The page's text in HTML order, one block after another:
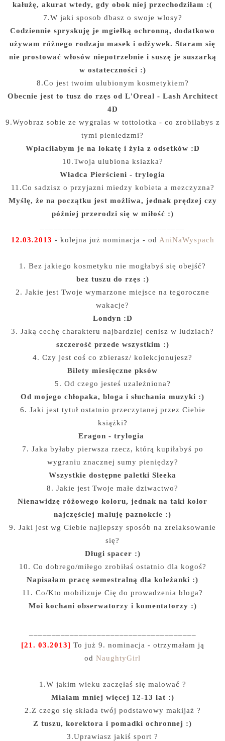
kałużę, akurat wtedy, gdy obok niej przechodziłam :(
7.W jaki sposob dbasz o swoje wlosy?
Codziennie spryskuję je mgiełką ochronną, dodatkowo
używam różnego rodzaju masek i odżywek. Staram się
nie prostować włosów niepotrzebnie i suszę je suszarką
w ostateczności :)
8.Co jest twoim ulubionym kosmetykiem?
Obecnie jest to tusz do rzęs od L'Oreal - Lash Architect
4D
9.Wyobraz sobie ze wygralas w tottolotka - co zrobilabys z
tymi pieniedzmi?
Wpłaciłabym je na lokatę i żyła z odsetków :D
10.Twoja ulubiona ksiazka?
Władca Pierścieni - trylogia
11.Co sadzisz o przyjazni miedzy kobieta a mezczyzna?
Myślę, że na początku jest możliwa, jednak prędzej czy
później przerodzi się w miłość :)
12.03.2013 - kolejna już nominacja - od AniNaWyspach
1. Bez jakiego kosmetyku nie mogłabyś się obejść?
bez tuszu do rzęs :)
2. Jakie jest Twoje wymarzone miejsce na tegoroczne
wakacje?
Londyn :D
3. Jaką cechę charakteru najbardziej cenisz w ludziach?
szczerość przede wszystkim :)
4. Czy jest coś co zbierasz/ kolekcjonujesz?
Bilety miesięczne pksów
5. Od czego jesteś uzależniona?
Od mojego chłopaka, bloga i słuchania muzyki :)
6. Jaki jest tytuł ostatnio przeczytanej przez Ciebie
książki?
Eragon - trylogia
7. Jaka byłaby pierwsza rzecz, którą kupiłabyś po
wygraniu znacznej sumy pieniędzy?
Wszystkie dostępne paletki Sleeka
8. Jakie jest Twoje małe dziwactwo?
Nienawidzę różowego koloru, jednak na taki kolor
najczęściej maluję paznokcie :)
9. Jaki jest wg Ciebie najlepszy sposób na zrelaksowanie
się?
Długi spacer :)
10. Co dobrego/miłego zrobiłaś ostatnio dla kogoś?
Napisałam pracę semestralną dla koleżanki :)
11. Co/Kto mobilizuje Cię do prowadzenia bloga?
Moi kochani obserwatorzy i komentatorzy :)
[21. 03.2013] To już 9. nominacja - otrzymałam ją
od NaughtyGirl
1.W jakim wieku zaczęłaś się malować ?
Miałam mniej więcej 12-13 lat :)
2.Z czego się składa twój podstawowy makijaż ?
Z tuszu, korektora i pomadki ochronnej :)
3.Uprawiasz jakiś sport ?